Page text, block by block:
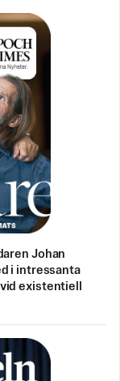
Johan
i intressanta
existentiell